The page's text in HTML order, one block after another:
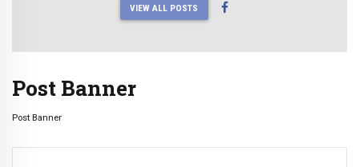
VIEW ALL POSTS
Post Banner
Post Banner